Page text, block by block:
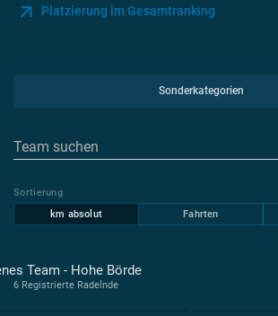
Platzierung im Gesamtranking
Sonderkategorien
Sortierung
km absolut
Fahrten
Team - Hohe Börde
6 Registrierte Radelnde